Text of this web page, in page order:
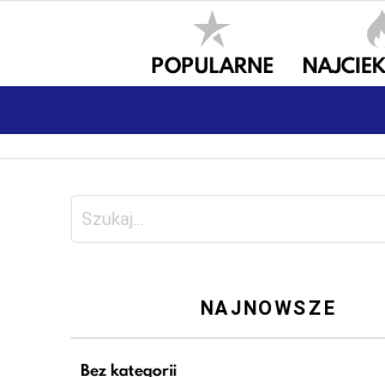
POPULARNE
NAJNOWSZE
Bez kategorii